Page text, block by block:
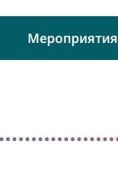
Мероприятия